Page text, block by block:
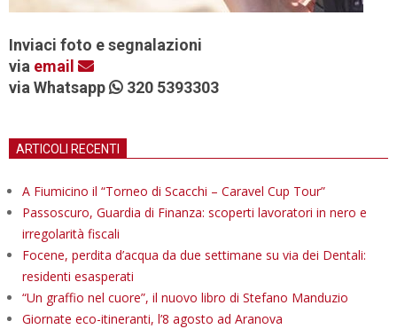
Inviaci foto e segnalazioni
via email
via Whatsapp
320 5393303
ARTICOLI RECENTI
A Fiumicino il “Torneo di Scacchi – Caravel Cup Tour”
Passoscuro, Guardia di Finanza: scoperti lavoratori in nero e
irregolarità fiscali
Focene, perdita d’acqua da due settimane su via dei Dentali:
residenti esasperati
“Un graffio nel cuore”, il nuovo libro di Stefano Manduzio
Giornate eco-itineranti, l’8 agosto ad Aranova